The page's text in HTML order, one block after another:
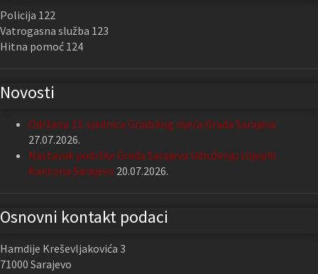
Policija 122
Vatrogasna služba 123
Hitna pomoć 124
Novosti
Održana 13. sjednica Gradskog vijeća Grada Sarajeva
27.07.2026.
Nastavak podrške Grada Sarajeva Udruženju slijepih
Kantona Sarajevo 20.07.2026.
Osnovni kontakt podaci
Hamdije Kreševljakovića 3
71000 Sarajevo